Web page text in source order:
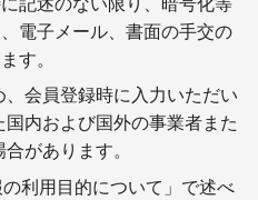
記述のない限り、暗号化等
電子メール、書面の手交の
す。
会員登録時に入力いただい
内および国外の事業者また
があります。
利用目的について」で述べ